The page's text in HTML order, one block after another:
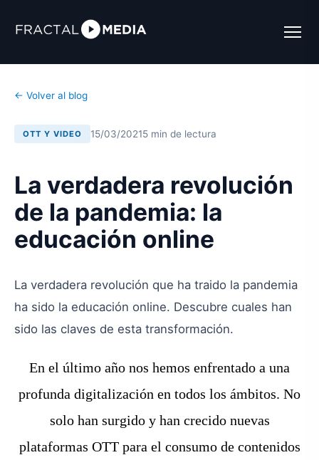
← Volver al blog
OTT Y VIDEO 15/03/20215 min de lectura
La verdadera revolución
de la pandemia: la
educación online
La verdadera revolución que ha traido la pandemia
ha sido la educación online. Descubre cuales han
sido las claves de esta transformación.
En el último año nos hemos enfrentado a una
profunda digitalización en todos los ámbitos. No
solo han surgido y han crecido nuevas
plataformas OTT para el consumo de contenidos